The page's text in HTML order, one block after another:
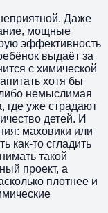
Даже
мощные
эффективность
выдаёт за
с химической
хотя бы
немыслимая
где уже страдают
детей. И
маховики или
как-то сгладить
такой
проект, а
плотнее и